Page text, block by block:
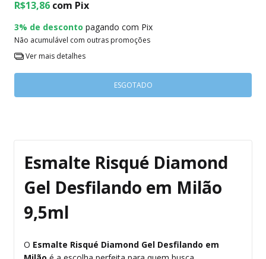
R$13,86 com Pix
3% de desconto pagando com Pix
Não acumulável com outras promoções
Ver mais detalhes
Esmalte Risqué Diamond
Gel Desfilando em Milão
9,5ml
O Esmalte Risqué Diamond Gel Desfilando em